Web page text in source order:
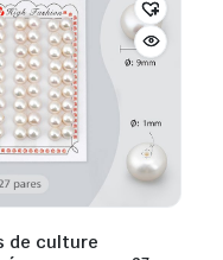
de culture